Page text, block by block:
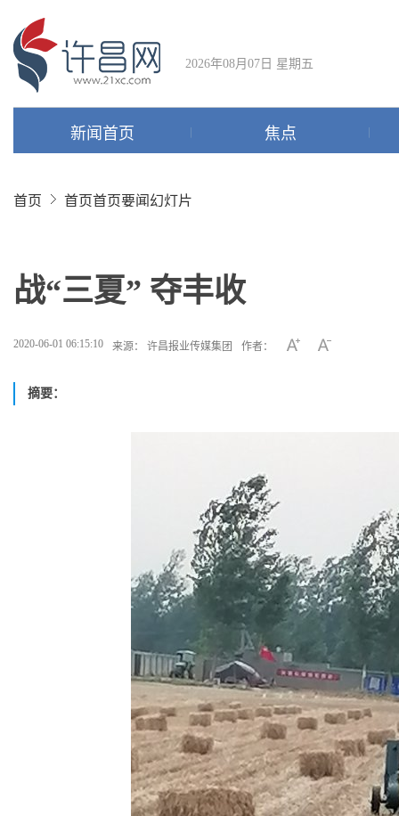
2026年08月07日 星期五
新闻首页 焦点
首页 首页首页要闻幻灯片
战“三夏” 夺丰收
2020-06-01 06:15:10 来源： 许昌报业传媒集团 作者：
摘要：